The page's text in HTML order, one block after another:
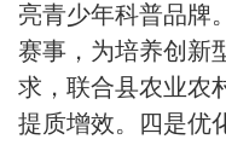
亮青少年科普品牌
赛事，为培养创新
求，联合县农业农
提质增效。四是优